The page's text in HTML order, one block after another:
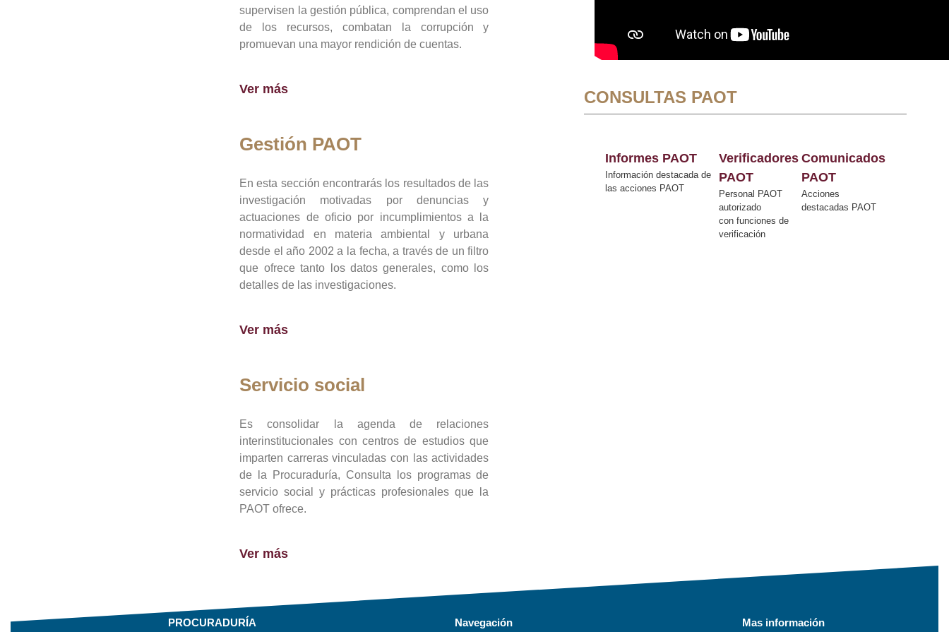
supervisen la gestión pública, comprendan el uso
de los recursos, combatan la corrupción y
promuevan una mayor rendición de cuentas.
Ver más
Gestión PAOT
En esta sección encontrarás los resultados de las
investigación motivadas por denuncias y
actuaciones de oficio por incumplimientos a la
normatividad en materia ambiental y urbana
desde el año 2002 a la fecha, a través de un filtro
que ofrece tanto los datos generales, como los
detalles de las investigaciones.
Ver más
Servicio social
Es consolidar la agenda de relaciones
interinstitucionales con centros de estudios que
imparten carreras vinculadas con las actividades
de la Procuraduría, Consulta los programas de
servicio social y prácticas profesionales que la
PAOT ofrece.
Ver más
CONSULTAS PAOT
Informes PAOT
Información destacada de
las acciones PAOT
Verificadores
PAOT
Personal PAOT
autorizado
con funciones de
verificación
Comunicados
PAOT
Acciones
destacadas PAOT
PROCURADURÍA Navegación Mas información